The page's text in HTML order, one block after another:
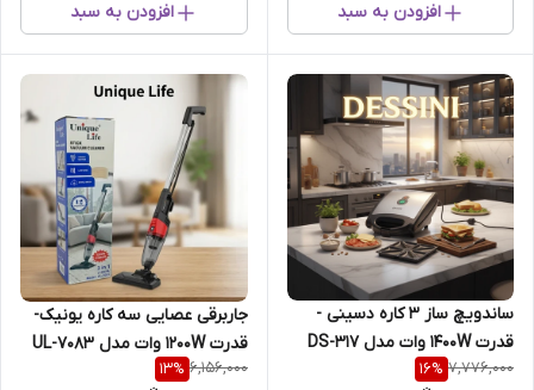
افزودن به سبد افزودن به سبد
ساندویچ ساز 3 کاره دسینی -
قدرت 1400W وات مدل DS-317
7,776,000
16%
جار‌برقی عصایی سه کاره یونیک-
قدرت 1200W وات مدل UL-7083
6,156,000
13%